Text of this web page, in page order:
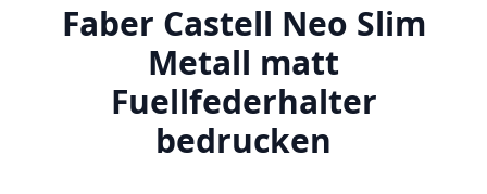
Faber Castell Neo Slim
Metall matt
Fuellfederhalter
bedrucken